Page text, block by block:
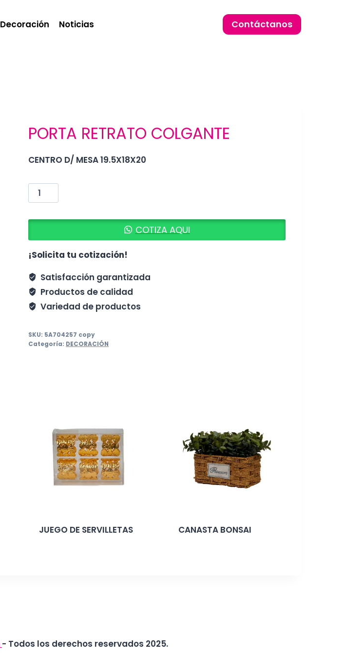
Decoración Noticias Contáctanos
PORTA RETRATO COLGANTE
CENTRO D/ MESA 19.5X18X20
PORTA
RETRATO
COTIZA AQUI
¡Solicita tu cotización!
Satisfacción garantizada
Productos de calidad
Variedad de productos
SKU: 5A704257 copy
Categoría: DECORACIÓN
JUEGO DE SERVILLETAS CANASTA BONSAI
- Todos los derechos reservados 2025.